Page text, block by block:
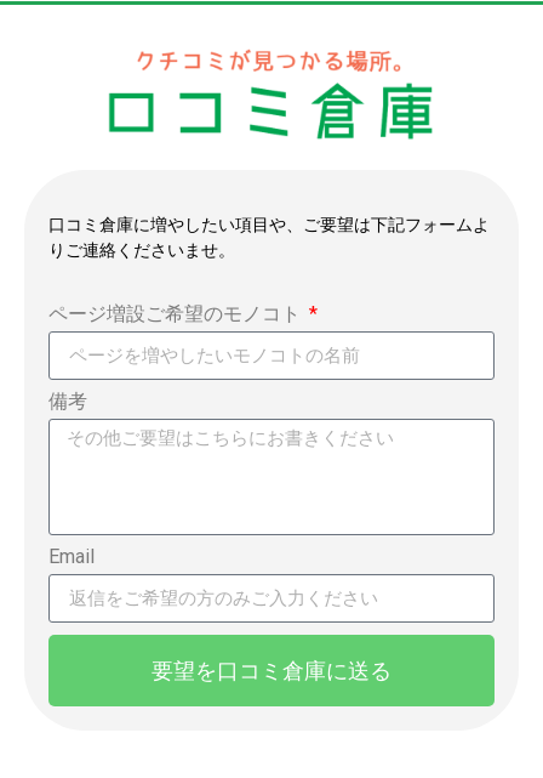
口コミ倉庫に増やしたい項目や、ご要望は下記フォームよ
りご連絡くださいませ。
ページ増設ご希望のモノコト
備考
Email
要望を口コミ倉庫に送る